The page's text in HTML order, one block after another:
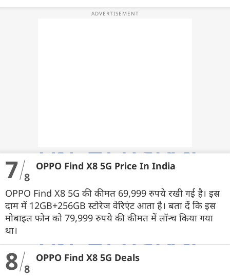
7 8
OPPO Find X8 5G Price In India
OPPO Find X8 5G की कीमत 69,999 रुपये रखी गई है। इस
दाम में 12GB+256GB स्टोरेज वेरिएंट आता है। बता दें कि इस
मोबाइल फोन को 79,999 रुपये की कीमत में लॉन्च किया गया
था।
8 8
OPPO Find X8 5G Deals